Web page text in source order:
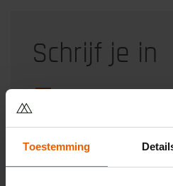
Toestemming
Schrijf je in
Ontvang alle blogartikelen per